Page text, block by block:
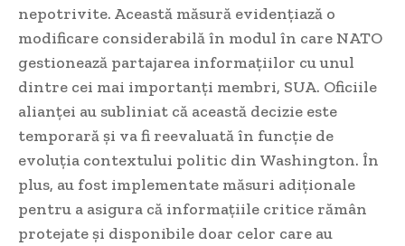
nepotrivite. Această măsură evidențiază o
modificare considerabilă în modul în care NATO
gestionează partajarea informațiilor cu unul
dintre cei mai importanți membri, SUA. Oficiile
alianței au subliniat că această decizie este
temporară și va fi reevaluată în funcție de
evoluția contextului politic din Washington. În
plus, au fost implementate măsuri adiționale
pentru a asigura că informațiile critice rămân
protejate și disponibile doar celor care au